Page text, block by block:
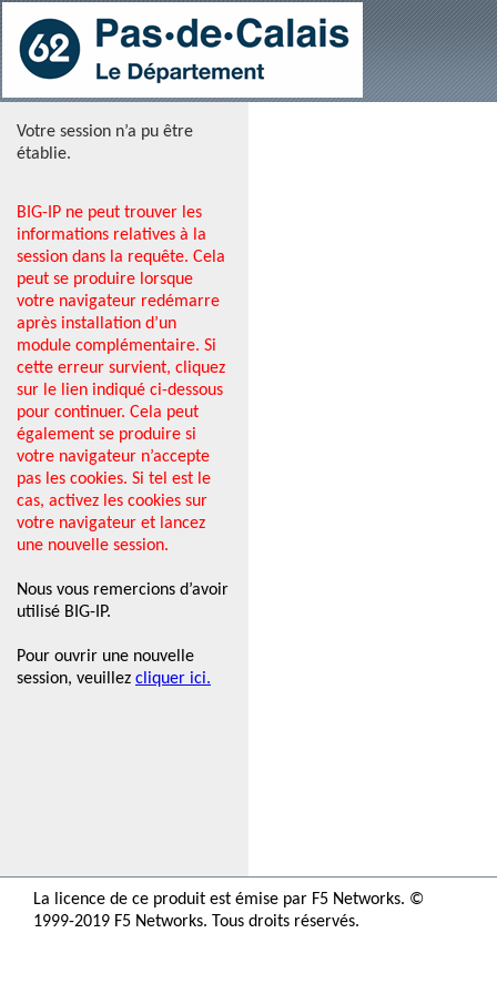
Votre session n’a pu être
établie.
BIG-IP ne peut trouver les
informations relatives à la
session dans la requête. Cela
peut se produire lorsque
votre navigateur redémarre
après installation d’un
module complémentaire. Si
cette erreur survient, cliquez
sur le lien indiqué ci-dessous
pour continuer. Cela peut
également se produire si
votre navigateur n’accepte
pas les cookies. Si tel est le
cas, activez les cookies sur
votre navigateur et lancez
une nouvelle session.
Nous vous remercions d’avoir
utilisé BIG-IP.
Pour ouvrir une nouvelle
session, veuillez cliquer ici.
La licence de ce produit est émise par F5 Networks. ©
1999-2019 F5 Networks. Tous droits réservés.